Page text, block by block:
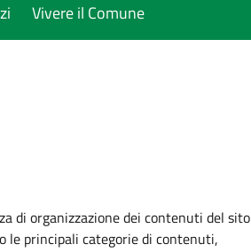
Vivere il Comune
di organizzazione dei contenuti del sito
le principali categorie di contenuti,